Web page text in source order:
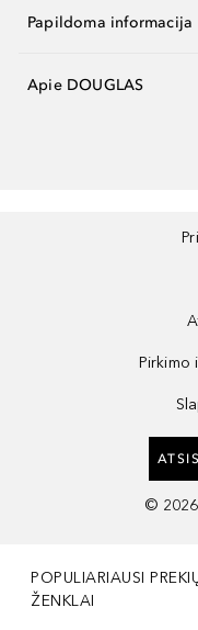
Papildoma informacija
Apie DOUGLAS
Pirkimo
© 2026
POPULIARIAUSI
ŽENKLAI